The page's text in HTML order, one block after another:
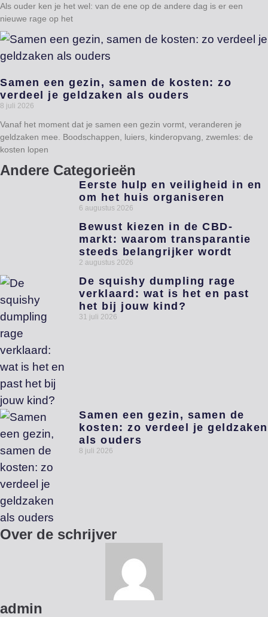
Als ouder ken je het wel: van de ene op de andere dag is er een
nieuwe rage op het
Samen een gezin, samen de kosten: zo
verdeel je geldzaken als ouders
8 juli 2026
Vanaf het moment dat je samen een gezin vormt, veranderen je
geldzaken mee. Boodschappen, luiers, kinderopvang, zwemles: de
kosten lopen
Andere Categorieën
Eerste hulp en veiligheid in en
om het huis organiseren
6 augustus 2026
Bewust kiezen in de CBD-
markt: waarom transparantie
steeds belangrijker wordt
2 augustus 2026
De squishy dumpling rage
verklaard: wat is het en past
het bij jouw kind?
31 juli 2026
Samen een gezin, samen de
kosten: zo verdeel je geldzaken
als ouders
8 juli 2026
Over de schrijver
admin